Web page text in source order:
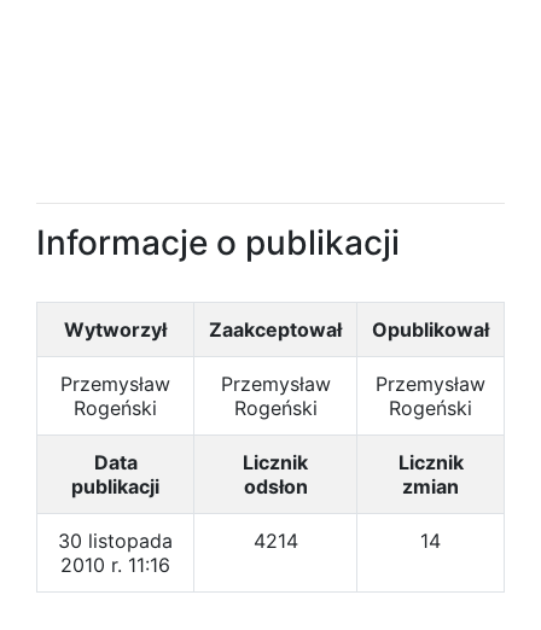
Informacje o publikacji
Wytworzył Zaakceptował Opublikował
Przemysław
Rogeński
Przemysław
Rogeński
Przemysław
Rogeński
Data
publikacji
Licznik
odsłon
Licznik
zmian
30 listopada
2010 r. 11:16
4214 14